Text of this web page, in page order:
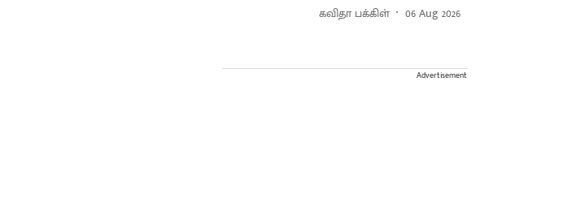
கவிதா பக்கிள் 06 Aug 2026
Advertisement